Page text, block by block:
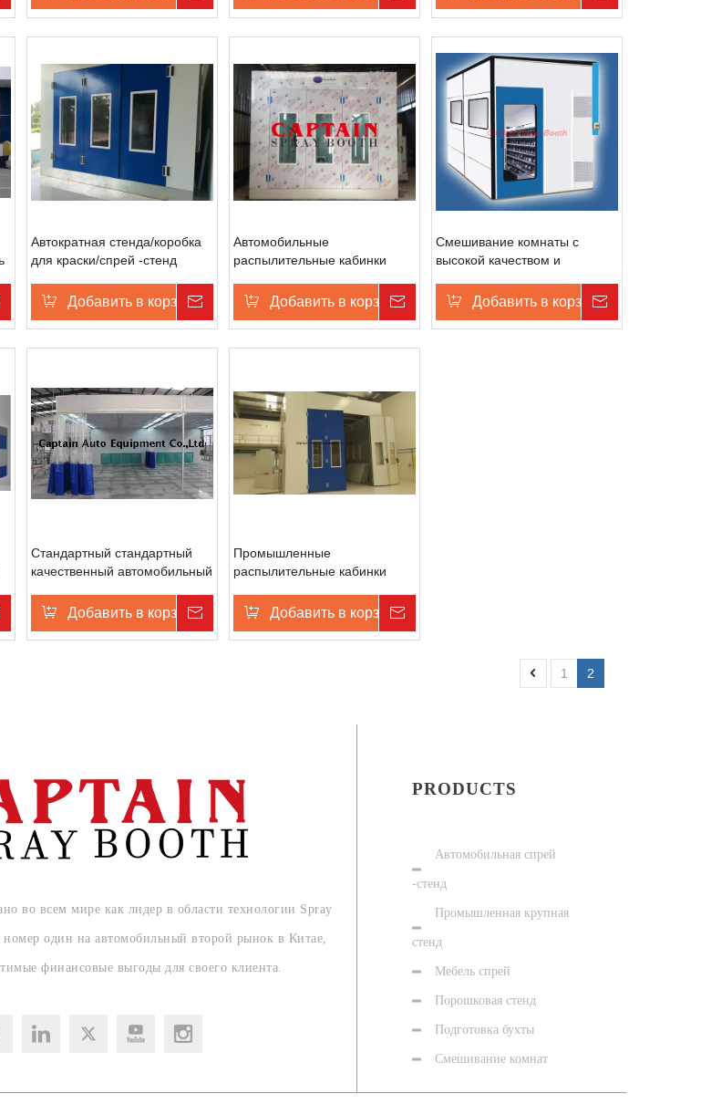
Запрос цены
Автократная стенда/коробка
для краски/спрей -стенд
Добавить в корзину Запрос цены
Автомобильные
распылительные кабинки
Добавить в корзину Запрос цены
Смешивание комнаты с
высокой качеством и
Добавить в корзину
Запрос цены
Стандартный стандартный
качественный автомобильный
Добавить в корзину Запрос цены
Промышленные
распылительные кабинки
Добавить в корзину
1 2
во всем мире как лидер в области технологии Spray
один на автомобильный второй рынок в Китае,
финансовые выгоды для своего клиента.
PRODUCTS
Автомобильная спрей
-стенд
Промышленная крупная
стенд
Мебель спрей
Порошковая стенд
Подготовка бухты
Смешивание комнат